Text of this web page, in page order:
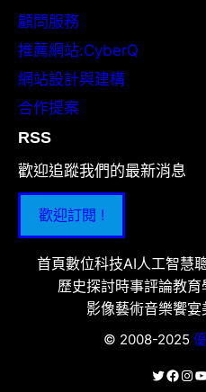
顧問服務
推薦網站:CyberQ
網站設計與建構
合作提案
RSS
歡迎追蹤我們的最新消息
歡迎訂閱 !
首頁數位科技AI人工智慧
歷史探討時事評論教育
影像藝術音樂饗宴
© 2008-2025
X